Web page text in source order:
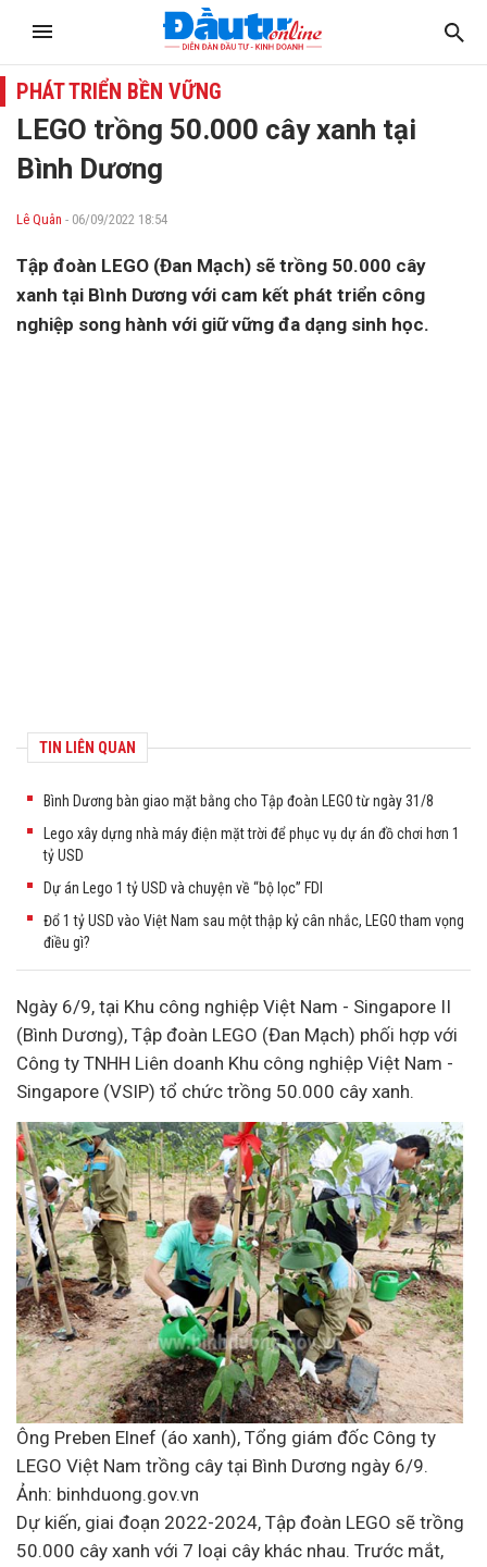
PHÁT TRIỂN BỀN VỮNG
LEGO trồng 50.000 cây xanh tại
Bình Dương
Lê Quân - 06/09/2022 18:54
Tập đoàn LEGO (Đan Mạch) sẽ trồng 50.000 cây
xanh tại Bình Dương với cam kết phát triển công
nghiệp song hành với giữ vững đa dạng sinh học.
TIN LIÊN QUAN
Bình Dương bàn giao mặt bằng cho Tập đoàn LEGO từ ngày 31/8
Lego xây dựng nhà máy điện mặt trời để phục vụ dự án đồ chơi hơn 1
tỷ USD
Dự án Lego 1 tỷ USD và chuyện về “bộ lọc” FDI
Đổ 1 tỷ USD vào Việt Nam sau một thập kỷ cân nhắc, LEGO tham vọng
điều gì?
Ngày 6/9, tại Khu công nghiệp Việt Nam - Singapore II
(Bình Dương), Tập đoàn LEGO (Đan Mạch) phối hợp với
Công ty TNHH Liên doanh Khu công nghiệp Việt Nam -
Singapore (VSIP) tổ chức trồng 50.000 cây xanh.
Ông Preben Elnef (áo xanh), Tổng giám đốc Công ty
LEGO Việt Nam trồng cây tại Bình Dương ngày 6/9.
Ảnh: binhduong.gov.vn
Dự kiến, giai đoạn 2022-2024, Tập đoàn LEGO sẽ trồng
50.000 cây xanh với 7 loại cây khác nhau. Trước mắt,